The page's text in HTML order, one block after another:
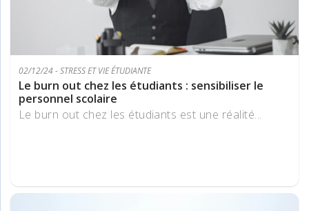
02/12/24 - STRESS ET VIE ÉTUDIANTE
Le burn out chez les étudiants : sensibiliser le
personnel scolaire
Le burn out chez les étudiants est une réalité...